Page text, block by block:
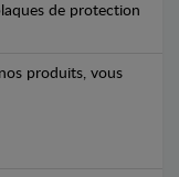
de protection
produits, vous